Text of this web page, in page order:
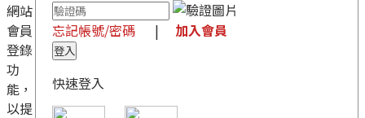
忘記帳號/密碼 | 加入會員
快速登入
網站
會員
登錄
功
能，
以提